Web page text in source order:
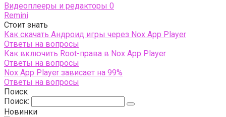
Видеоплееры и редакторы 0
Remini
Стоит знать
Как скачать Андроид игры через Nox App Player
Ответы на вопросы
Как включить Root-права в Nox App Player
Ответы на вопросы
Nox App Player зависает на 99%
Ответы на вопросы
Поиск
Поиск:
Новинки